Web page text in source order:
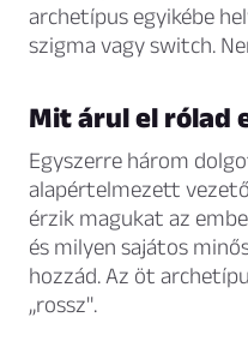
archetípus egyikébe
szigma vagy switch.
Mit árul el rólad
Egyszerre három
alapértelmezett
érzik magukat az
és milyen sajátos
hozzád. Az öt
„rossz".